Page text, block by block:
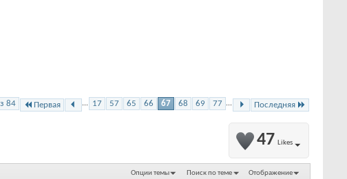
84 Первая ... 17 57 65 66 67 68 69 77 ... Последняя
47 Likes
Опции темы Поиск по теме Отображение